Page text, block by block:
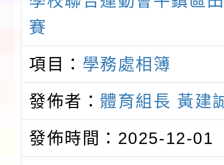
賽
項目： 學務處相簿
發佈者： 體育組長 黃建
發佈時間：2025-12-01